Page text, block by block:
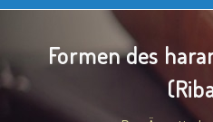
Formen des